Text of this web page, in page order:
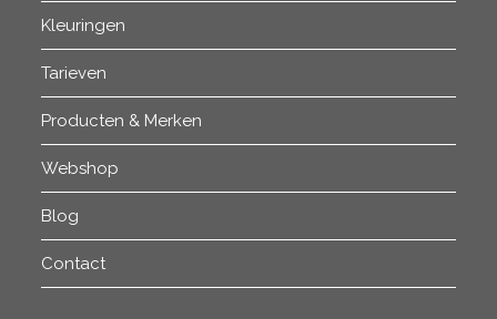
Kleuringen
Tarieven
Producten & Merken
Webshop
Blog
Contact